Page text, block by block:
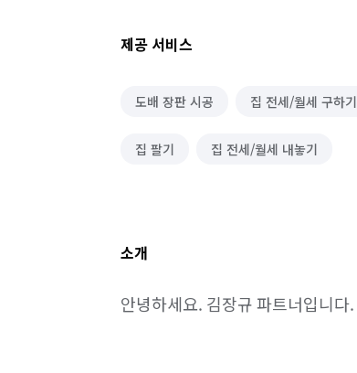
제공 서비스
도배 장판 시공 집 전세/월세 구하기
집 팔기 집 전세/월세 내놓기
소개
안녕하세요. 김장규 파트너입니다.